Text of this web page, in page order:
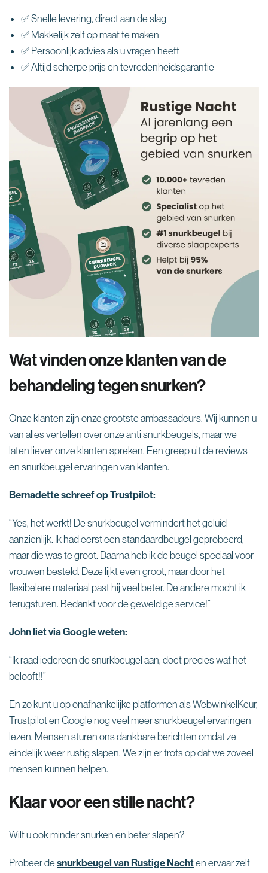
¡
✅ Snelle levering, direct aan de slag
✅ Makkelijk zelf op maat te maken
✅ Persoonlijk advies als u vragen heeft
✅ Altijd scherpe prijs en tevredenheidsgarantie
Wat vinden onze klanten van de
behandeling tegen snurken?
Onze klanten zijn onze grootste ambassadeurs. Wij kunnen u
van alles vertellen over onze anti snurkbeugels, maar we
laten liever onze klanten spreken. Een greep uit de reviews
en snurkbeugel ervaringen van klanten.
Bernadette schreef op Trustpilot:
“Yes, het werkt! De snurkbeugel vermindert het geluid
aanzienlijk. Ik had eerst een standaardbeugel geprobeerd,
maar die was te groot. Daarna heb ik de beugel speciaal voor
vrouwen besteld. Deze lijkt even groot, maar door het
flexibelere materiaal past hij veel beter. De andere mocht ik
terugsturen. Bedankt voor de geweldige service!”
John liet via Google weten:
“Ik raad iedereen de snurkbeugel aan, doet precies wat het
belooft!!”
En zo kunt u op onafhankelijke platformen als WebwinkelKeur,
Trustpilot en Google nog veel meer snurkbeugel ervaringen
lezen. Mensen sturen ons dankbare berichten omdat ze
eindelijk weer rustig slapen. We zijn er trots op dat we zoveel
mensen kunnen helpen.
Klaar voor een stille nacht?
Wilt u ook minder snurken en beter slapen?
Probeer desnurkbeugel van Rustige Nachten ervaar zelf